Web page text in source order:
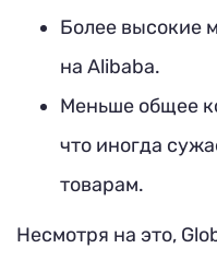
Более высокие
на Alibaba.
Меньше общее
что иногда
товарам.
Несмотря на это,